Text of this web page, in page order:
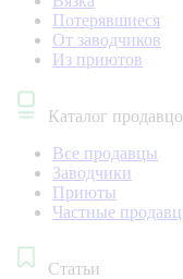
Потерявшиеся
От заводчиков
Из приютов
Каталог
Все продавцы
Заводчики
Приюты
Частные
Статьи